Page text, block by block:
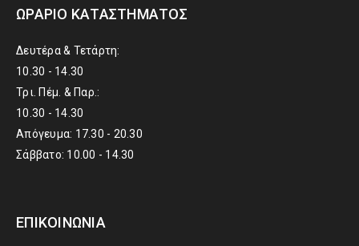
ΩΡΆΡΙΟ ΚΑΤΑΣΤΉΜΑΤΟΣ
Δευτέρα & Τετάρτη:
10.30 - 14.30
Τρι. Πέμ. & Παρ.:
10.30 - 14.30
Απόγευμα: 17.30 - 20.30
Σάββατο: 10.00 - 14.30
ΕΠΙΚΟΙΝΩΝΊΑ